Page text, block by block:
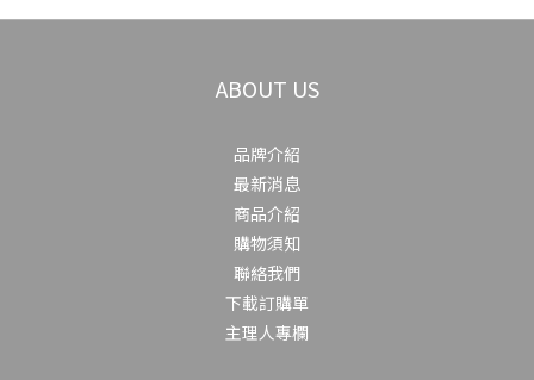
ABOUT US
品牌介紹
最新消息
商品介紹
購物須知
聯絡我們
下載訂購單
主理人專欄